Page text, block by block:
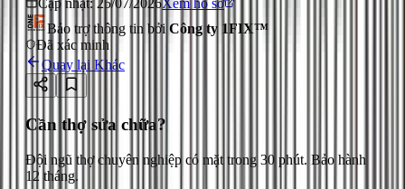
Cập nhật: 25/07/2026Xem hồ sơ
Bảo trợ thông tin bởi Công ty 1FIX™
Đã xác minh
Quay lại Khác
Cần thợ sửa chữa?
Đội ngũ thợ chuyên nghiệp có mặt trong 30 phút. Bảo hành
12 tháng.